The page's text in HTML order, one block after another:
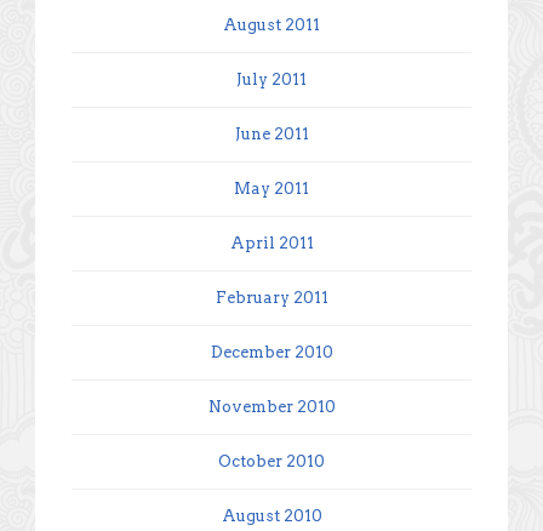
August 2011
July 2011
June 2011
May 2011
April 2011
February 2011
December 2010
November 2010
October 2010
August 2010